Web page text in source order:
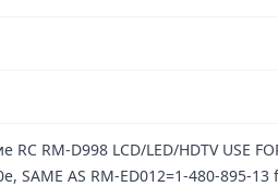
RC RM-D998 LCD/LED/HDTV USE
SAME AS RM-ED012=1-480-895-13